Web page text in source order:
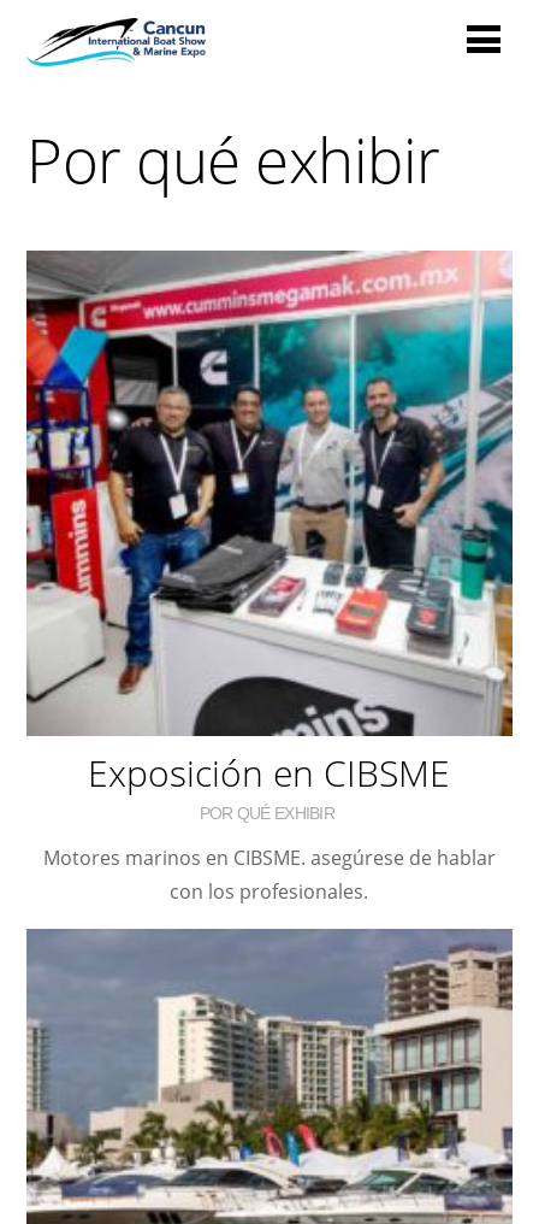
Por qué exhibir
Exposición en CIBSME
POR QUÉ EXHIBIR
Motores marinos en CIBSME. asegúrese de hablar
con los profesionales.